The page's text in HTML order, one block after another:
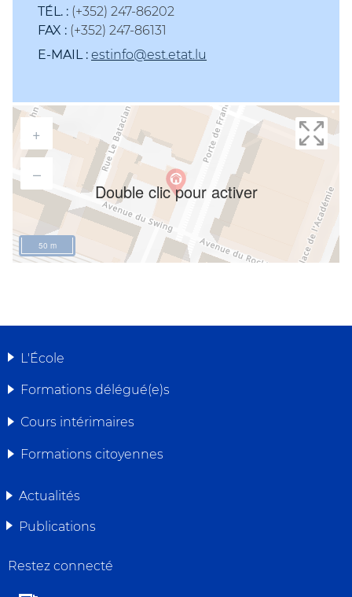
TÉL. : (+352) 247-86202
FAX : (+352) 247-86131
E-MAIL : estinfo@est.etat.lu
Double clic pour activer
+
–
50 m
MENU
DE
L'École
Formations délégué(e)s
Cours intérimaires
Formations citoyennes
Actualités
Publications
Restez connecté